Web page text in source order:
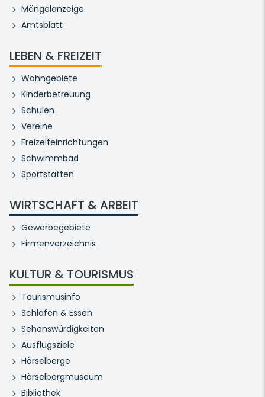
Mängelanzeige
Amtsblatt
LEBEN & FREIZEIT
Wohngebiete
Kinderbetreuung
Schulen
Vereine
Freizeiteinrichtungen
Schwimmbad
Sportstätten
WIRTSCHAFT & ARBEIT
Gewerbegebiete
Firmenverzeichnis
KULTUR & TOURISMUS
Tourismusinfo
Schlafen & Essen
Sehenswürdigkeiten
Ausflugsziele
Hörselberge
Hörselbergmuseum
Bibliothek